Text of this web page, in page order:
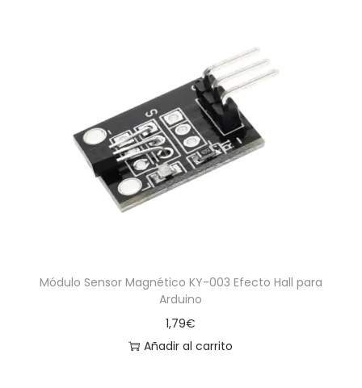
Módulo Sensor Magnético KY-003 Efecto Hall para
Arduino
1,79€
Añadir al carrito